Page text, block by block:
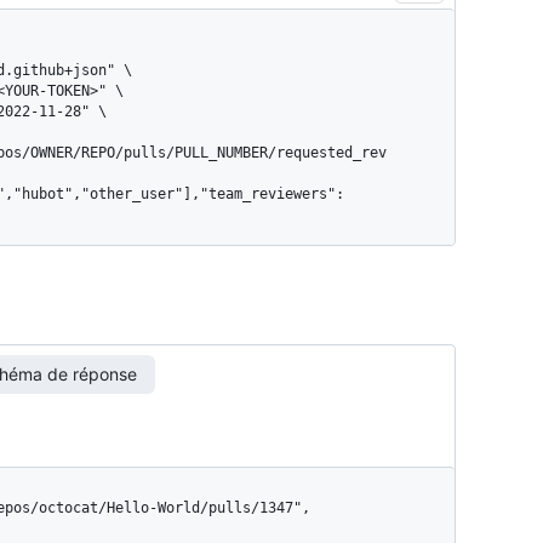
REPO/pulls/PULL_NUMBER/requested_rev
de réponse